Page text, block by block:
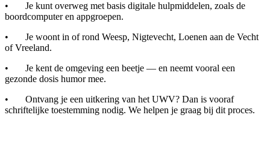
• Je kunt overweg met basis digitale hulpmiddelen, zoals de
boordcomputer en appgroepen.
• Je woont in of rond Weesp, Nigtevecht, Loenen aan de Vecht
of Vreeland.
• Je kent de omgeving een beetje — en neemt vooral een
gezonde dosis humor mee.
• Ontvang je een uitkering van het UWV? Dan is vooraf
schriftelijke toestemming nodig. We helpen je graag bij dit proces.